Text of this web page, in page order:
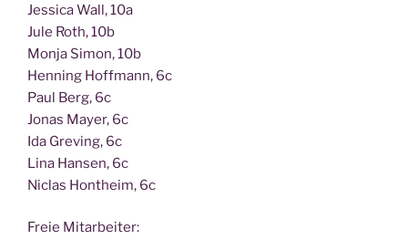
Jes­si­ca Wall, 10a
Jule Roth, 10b
Mon­ja Simon, 10b
Hen­ning Hoff­mann, 6c
Paul Berg, 6c
Jonas May­er, 6c
Ida Gre­ving, 6c
Lina Han­sen, 6c
Nic­las Hont­heim, 6c
Freie Mit­ar­bei­ter: